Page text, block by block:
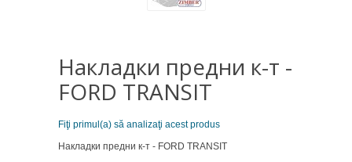
Накладки предни к-т -
FORD TRANSIT
Fiţi primul(a) să analizaţi acest produs
Накладки предни к-т - FORD TRANSIT